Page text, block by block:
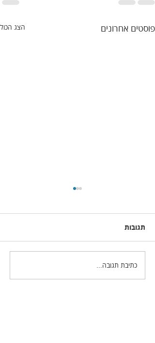
פוסטים אחרונים הצג הכול
מה חדש באינדיזיין גירסה
21
תגובות
כתיבת תגובה...